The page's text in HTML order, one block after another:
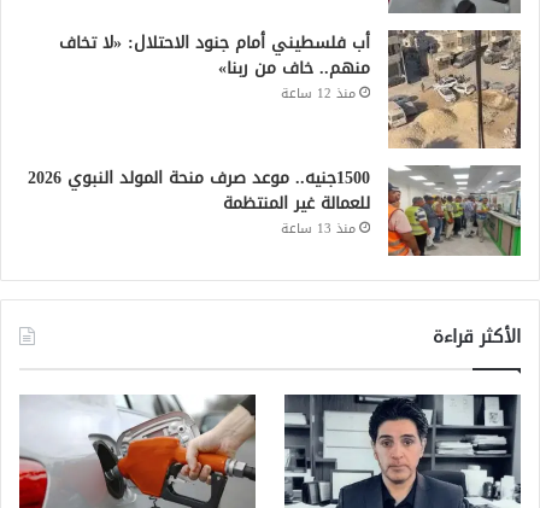
أب فلسطيني أمام جنود الاحتلال: «لا تخاف
منهم.. خاف من ربنا»
منذ 12 ساعة
1500جنيه.. موعد صرف منحة المولد النبوي 2026
للعمالة غير المنتظمة
منذ 13 ساعة
الأكثر قراءة